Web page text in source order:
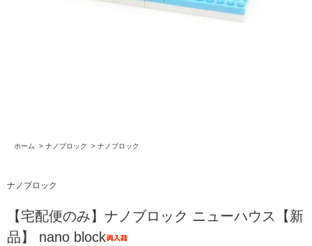
ホーム > ナノブロック > ナノブロック
ナノブロック
【宅配便のみ】ナノブロック ニューハウス【新
品】 nano block